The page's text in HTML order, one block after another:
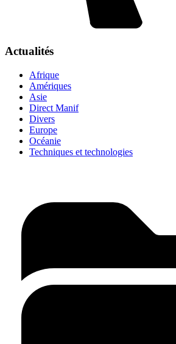
Actualités
Afrique
Amériques
Asie
Direct Manif
Divers
Europe
Océanie
Techniques et technologies